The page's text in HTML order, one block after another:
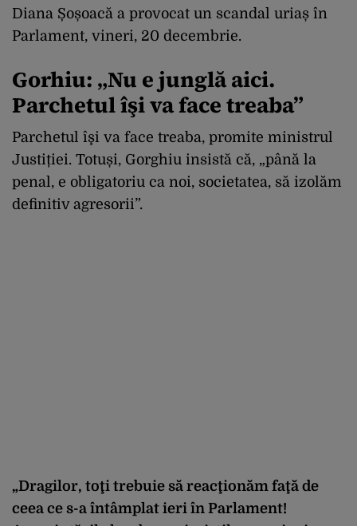
Diana Șoșoacă a provocat un scandal uriaș în
Parlament, vineri, 20 decembrie.
Gorhiu: „Nu e junglă aici.
Parchetul îşi va face treaba”
Parchetul îşi va face treaba, promite ministrul
Justiției. Totuși, Gorghiu insistă că, „până la
penal, e obligatoriu ca noi, societatea, să izolăm
definitiv agresorii”.
„Dragilor, toţi trebuie să reacţionăm faţă de
ceea ce s-a întâmplat ieri în Parlament!